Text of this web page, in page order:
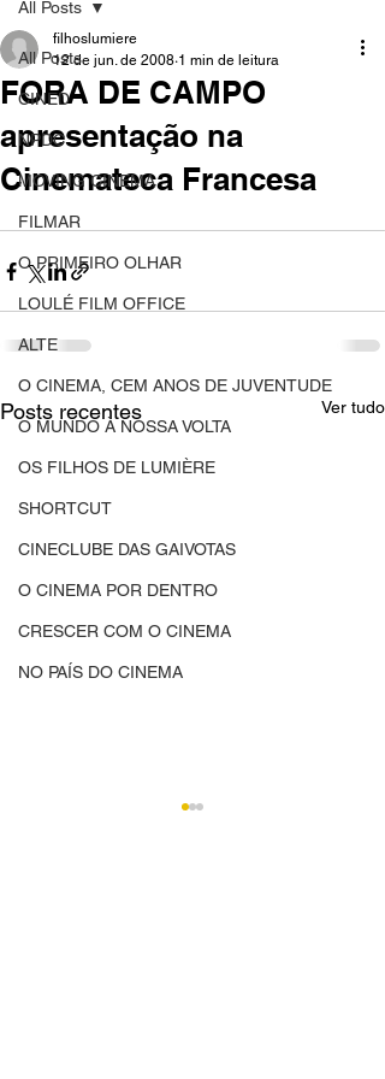
All Posts
CINED
NPDC
MOVING CINEMA
FILMAR
O PRIMEIRO OLHAR
LOULÉ FILM OFFICE
ALTE
O CINEMA, CEM ANOS DE JUVENTUDE
O MUNDO À NOSSA VOLTA
OS FILHOS DE LUMIÈRE
SHORTCUT
CINECLUBE DAS GAIVOTAS
O CINEMA POR DENTRO
CRESCER COM O CINEMA
NO PAÍS DO CINEMA
All Posts
FORA DE CAMPO
apresentação na
Cinemateca Francesa
filhoslumiere
12 de jun. de 2008 1 min de leitura
GHFUF
Posts recentes Ver tudo